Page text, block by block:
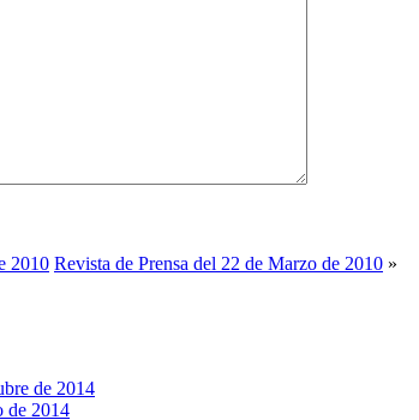
2010 Revista de Prensa del 22 de Marzo de 2010 »
de 2014
de 2014